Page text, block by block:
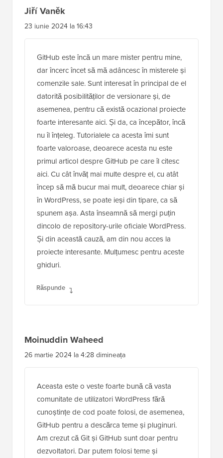
Jiří Vaněk
23 iunie 2024 la 16:43
GitHub este încă un mare mister pentru mine,
dar încerc încet să mă adâncesc în misterele și
comenzile sale. Sunt interesat în principal de el
datorită posibilităților de versionare și, de
asemenea, pentru că există ocazional proiecte
foarte interesante aici. Și da, ca începător, încă
nu îl înțeleg. Tutorialele ca acesta îmi sunt
foarte valoroase, deoarece acesta nu este
primul articol despre GitHub pe care îl citesc
aici. Cu cât învăț mai multe despre el, cu atât
încep să mă bucur mai mult, deoarece chiar și
în WordPress, se poate ieși din tipare, ca să
spunem așa. Asta înseamnă să mergi puțin
dincolo de repository-urile oficiale WordPress.
Și din această cauză, am din nou acces la
proiecte interesante. Mulțumesc pentru aceste
ghiduri.
Răspunde
Moinuddin Waheed
26 martie 2024 la 4:28 dimineața
Aceasta este o veste foarte bună că vasta
comunitate de utilizatori WordPress fără
cunoștințe de cod poate folosi, de asemenea,
GitHub pentru a descărca teme și pluginuri.
Am crezut că Git și GitHub sunt doar pentru
dezvoltatori. Dar putem folosi teme și